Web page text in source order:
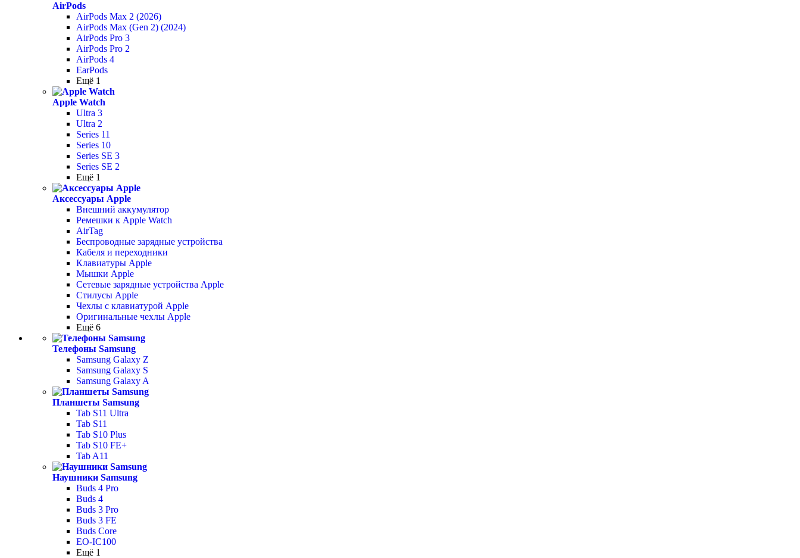
AirPods
AirPods Max 2 (2026)
AirPods Max (Gen 2) (2024)
AirPods Pro 3
AirPods Pro 2
AirPods 4
EarPods
Ещё 1
Apple Watch
Ultra 3
Ultra 2
Series 11
Series 10
Series SE 3
Series SE 2
Ещё 1
Аксессуары Apple
Внешний аккумулятор
Ремешки к Apple Watch
AirTag
Беспроводные зарядные устройства
Кабеля и переходники
Клавиатуры Apple
Мышки Apple
Сетевые зарядные устройства Apple
Стилусы Apple
Чехлы с клавиатурой Apple
Оригинальные чехлы Apple
Ещё 6
Телефоны Samsung
Samsung Galaxy Z
Samsung Galaxy S
Samsung Galaxy A
Планшеты Samsung
Tab S11 Ultra
Tab S11
Tab S10 Plus
Tab S10 FE+
Tab A11
Наушники Samsung
Buds 4 Pro
Buds 4
Buds 3 Pro
Buds 3 FE
Buds Core
EO-IC100
Ещё 1